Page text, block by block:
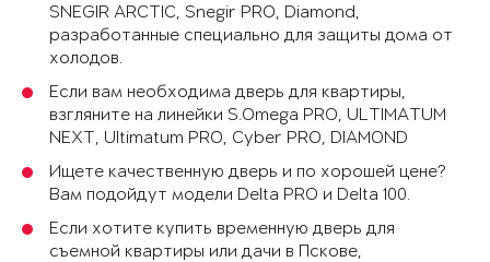
SNEGIR ARCTIC, Snegir PRO, Diamond,
разработанные специально для защиты дома от
холодов.
Если вам необходима дверь для квартиры,
взгляните на линейки S.Omega PRO, ULTIMATUM
NEXT, Ultimatum PRO, Cyber PRO, DIAMOND
Ищете качественную дверь и по хорошей цене?
Вам подойдут модели Delta PRO и Delta 100.
Если хотите купить временную дверь для
съемной квартиры или дачи в Пскове,